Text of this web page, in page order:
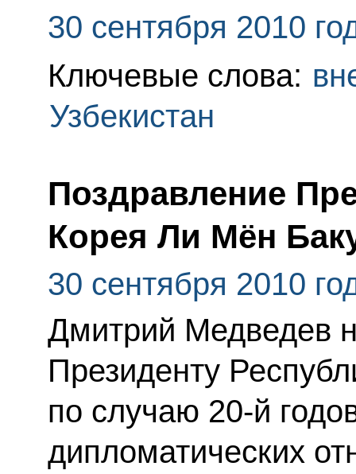
30 сентября 2010
Ключевые слова:
Узбекистан
Поздравление
Корея Ли Мён
30 сентября 2010
Дмитрий Медведев
Президенту
по случаю 20-й
дипломатических